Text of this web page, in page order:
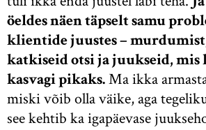
öeldes näen täpselt samu
klientide juustes –
katkiseid otsi ja juukseid,
kasvagi pikaks.Ma ikka
miski võib olla väike, aga
see kehtib ka igapäevase